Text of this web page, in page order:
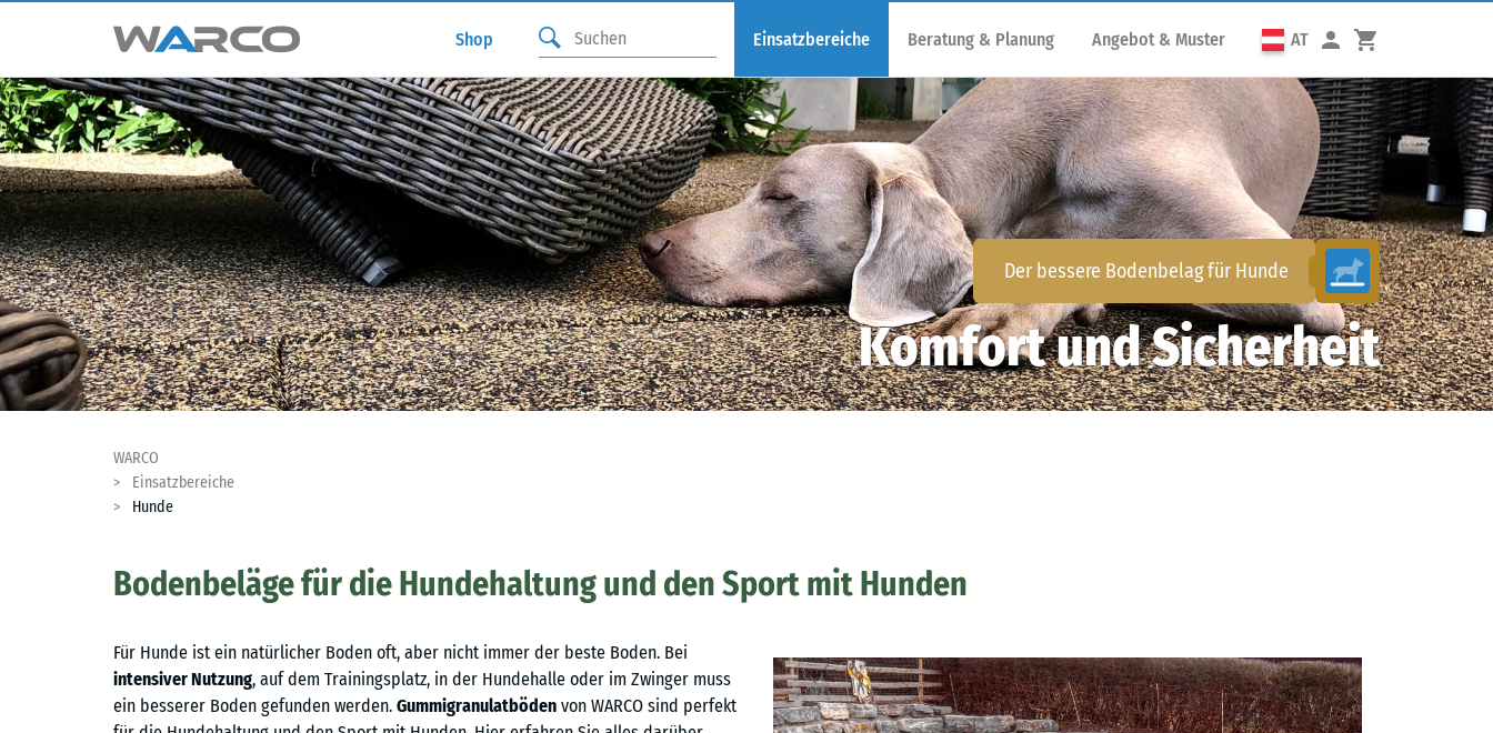
Shop Einsatzbereiche Beratung & Planung Angebot & Muster AT
Der bessere Bodenbelag für Hunde
Komfort und Sicherheit
WARCO
Einsatzbereiche
Hunde
Bodenbeläge für die Hundehaltung und den Sport mit Hunden
Für Hunde ist ein natürlicher Boden oft, aber nicht immer der beste Boden. Bei
intensiver Nutzung, auf dem Trainingsplatz, in der Hundehalle oder im Zwinger muss
ein besserer Boden gefunden werden. Gummigranulatböden von WARCO sind perfekt